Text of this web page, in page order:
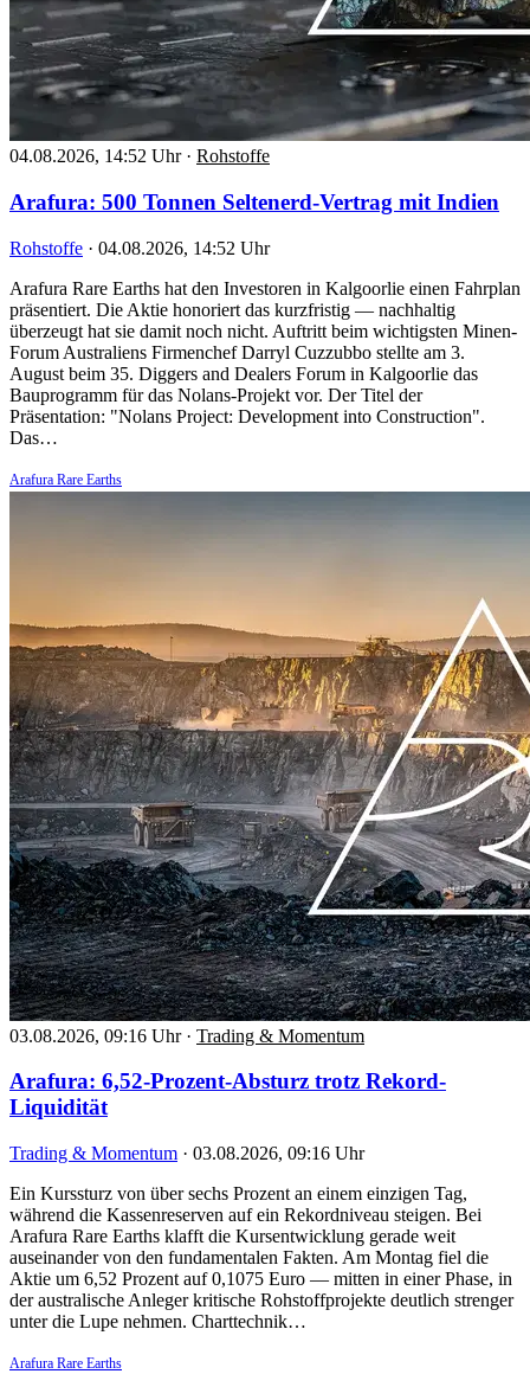
04.08.2026, 14:52 Uhr · Rohstoffe
Arafura: 500 Tonnen Seltenerd-Vertrag mit Indien
Rohstoffe · 04.08.2026, 14:52 Uhr
Arafura Rare Earths hat den Investoren in Kalgoorlie einen Fahrplan
präsentiert. Die Aktie honoriert das kurzfristig — nachhaltig
überzeugt hat sie damit noch nicht. Auftritt beim wichtigsten Minen-
Forum Australiens Firmenchef Darryl Cuzzubbo stellte am 3.
August beim 35. Diggers and Dealers Forum in Kalgoorlie das
Bauprogramm für das Nolans-Projekt vor. Der Titel der
Präsentation: "Nolans Project: Development into Construction".
Das…
Arafura Rare Earths
03.08.2026, 09:16 Uhr · Trading & Momentum
Arafura: 6,52-Prozent-Absturz trotz Rekord-
Liquidität
Trading & Momentum · 03.08.2026, 09:16 Uhr
Ein Kurssturz von über sechs Prozent an einem einzigen Tag,
während die Kassenreserven auf ein Rekordniveau steigen. Bei
Arafura Rare Earths klafft die Kursentwicklung gerade weit
auseinander von den fundamentalen Fakten. Am Montag fiel die
Aktie um 6,52 Prozent auf 0,1075 Euro — mitten in einer Phase, in
der australische Anleger kritische Rohstoffprojekte deutlich strenger
unter die Lupe nehmen. Charttechnik…
Arafura Rare Earths